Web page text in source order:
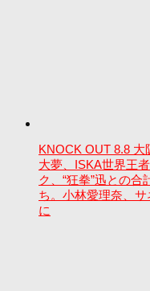
KNOCK OUT 8.8
大夢、ISKA世界王
ク、“狂拳”迅との
ち。小林愛理奈、
に